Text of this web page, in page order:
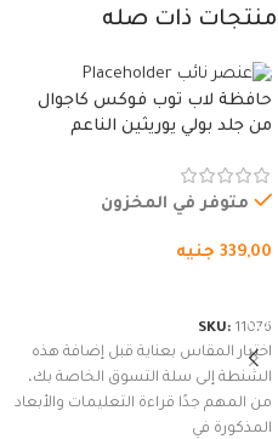
منتجات ذات صله
حافظة لاب توب فوكس كاجوال
من جلد بولي يوريثين الناعم
وسوستة.
متوفر في المخزون
339,00 جنيه
SKU: 11076
اختيار المقاس بعناية قبل إضافة هذه
الشنطة إلى سلة التسوق الخاصة بك،
من المهم جدًا قراءة التعليمات والأبعاد
المذكورة في